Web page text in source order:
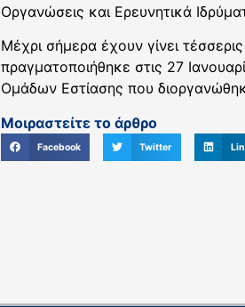
Οργανώσεις και Ερευνητικά
Μέχρι σήμερα έχουν γίνει τέσσερις
πραγματοποιήθηκε στις 27
Ομάδων Εστίασης που
Μοιραστείτε το άρθρο
Facebook Twitter